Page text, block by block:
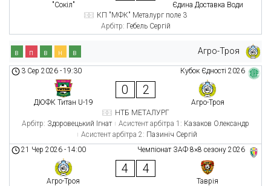
"Сокіл"
Єдина Доставка Води
КП "МФК" Металург поле 3
Арбітр: Гебель Сергій
Агро-Троя
в п в н в
Кубок Єдності 2026
3 Сер 2026 -19:30
ДЮФК Титан U-19
0 2
Агро-Троя
НТБ МЕТАЛУРГ
Арбітр: Здоровецький Ігнат Асистент арбітра 1: Казаков Олександр
Асистент арбітра 2: Пазиніч Сергій
Чемпіонат ЗАФ 8×8 сезону 2026
21 Чер 2026 -14:00
Агро-Троя
4 4
Таврія